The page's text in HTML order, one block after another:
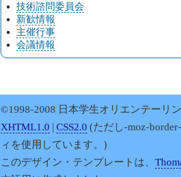
技術諮問委員会
新歓情報
主催行事
会議情報
©1998-2008 日本学生オリエンテーリ
XHTML1.0 | CSS2.0 (ただし-moz-
ィを使用しています。)
このデザイン・テンプレートは、